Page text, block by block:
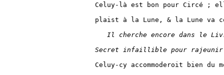
Celuy-là est bon pour Circé ;
plaist à la Lune, & la Lune va
Il cherche encore dans le
Secret infaillible pour
Celuy-cy accommoderoit bien du